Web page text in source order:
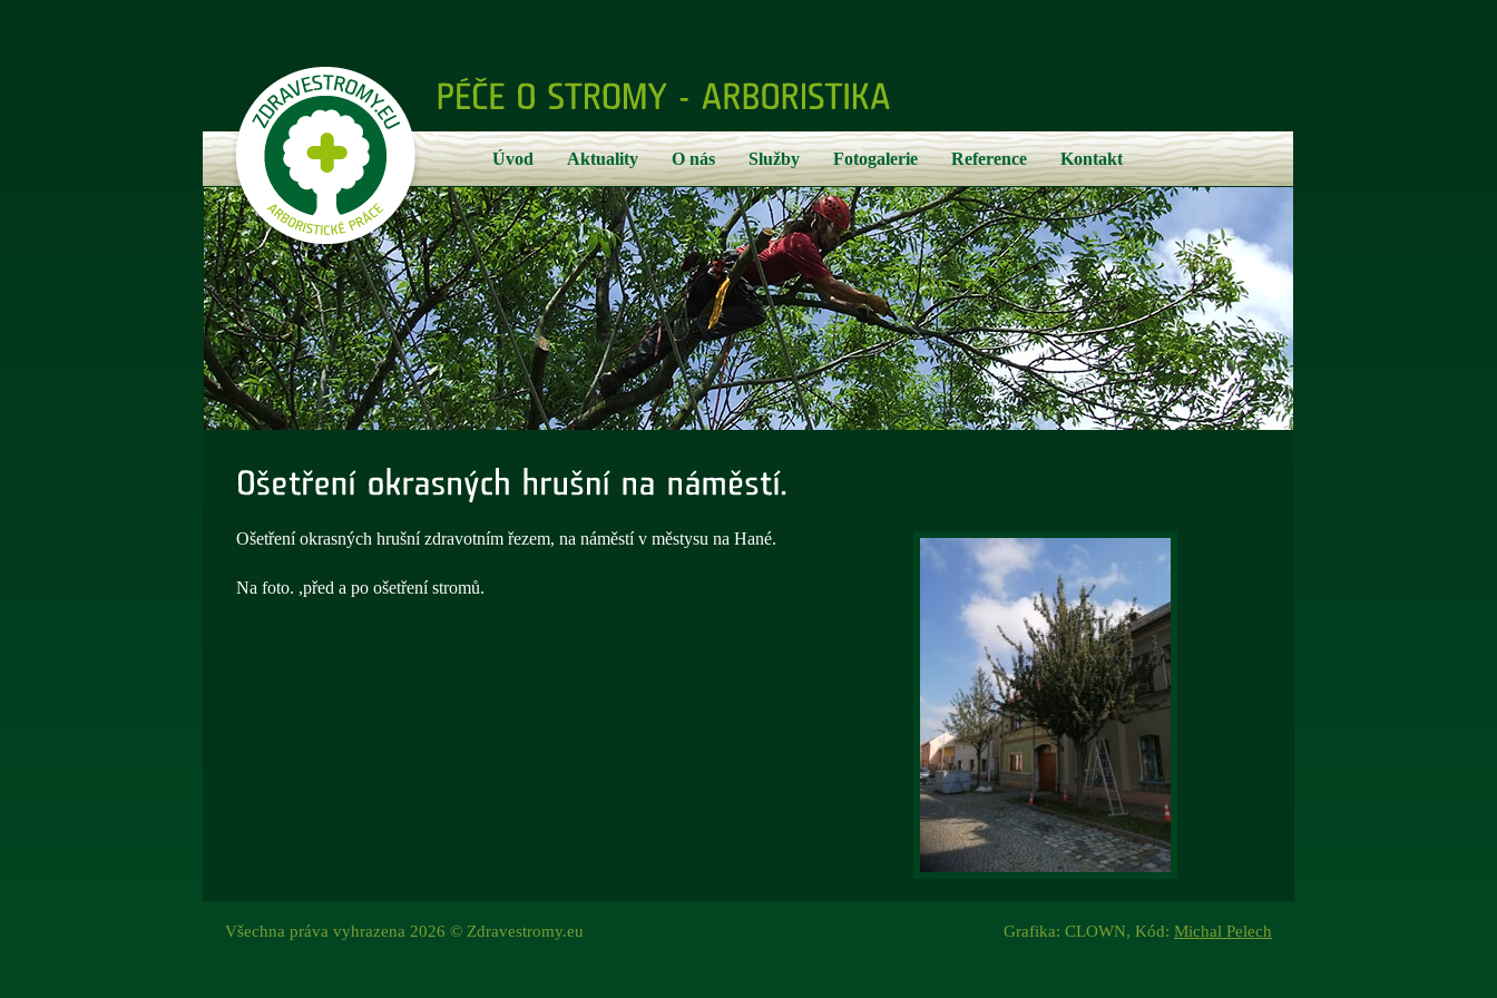
Ošetření okrasných hrušní zdravotním řezem, na náměstí v městysu na Hané.
Na foto. ,před a po ošetření stromů.
Úvod Aktuality O nás Služby Fotogalerie Reference Kontakt
Všechna práva vyhrazena 2026 © Zdravestromy.eu Grafika: CLOWN, Kód: Michal Pelech